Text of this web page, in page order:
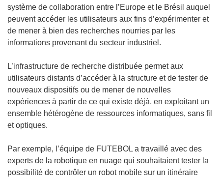
a
n
s
u
e
n
o
u
v
l
e
f
système de collaboration entre l’Europe et le Brésil auquel
peuvent accéder les utilisateurs aux fins d’expérimenter et
de mener à bien des recherches nourries par les
informations provenant du secteur industriel.
L’infrastructure de recherche distribuée permet aux
utilisateurs distants d’accéder à la structure et de tester de
nouveaux dispositifs ou de mener de nouvelles
expériences à partir de ce qui existe déjà, en exploitant un
ensemble hétérogène de ressources informatiques, sans fil
et optiques.
Par exemple, l’équipe de FUTEBOL a travaillé avec des
experts de la robotique en nuage qui souhaitaient tester la
possibilité de contrôler un robot mobile sur un itinéraire